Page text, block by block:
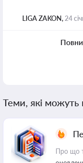
LIGA ZAKON, 24
Теми, які можуть
Про що